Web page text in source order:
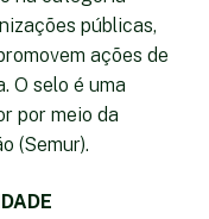
públicas,
ações de
O selo é uma
por meio da
(Semur).